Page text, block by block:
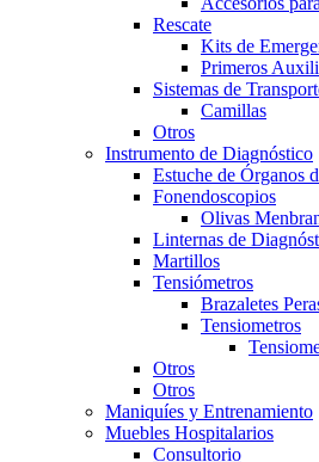
Rescate
Kits de
Primeros
Sistemas de
Camillas
Otros
Instrumento de Diagnóstico
Estuche de Órganos
Fonendoscopios
Olivas
Linternas de
Martillos
Tensiómetros
Brazaletes
Tensiometros
Otros
Otros
Maniquíes y Entrenamiento
Muebles Hospitalarios
Consultorio